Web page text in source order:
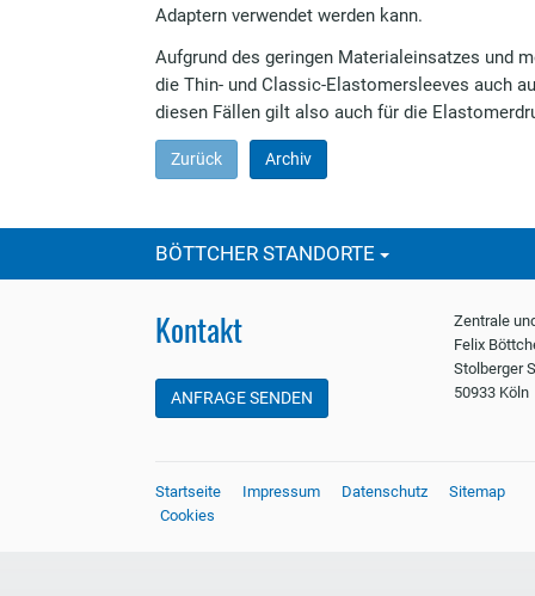
Adaptern verwendet werden kann.
Aufgrund des geringen Materialeinsatzes und
die Thin- und Classic-Elastomersleeves auch
diesen Fällen gilt also auch für die
Zurück Archiv
BÖTTCHER STANDORTE
Kontakt
ANFRAGE SENDEN
Zentrale
Felix
Stolberger
50933 Köln
Startseite Impressum Datenschutz
Sitemap
Cookies